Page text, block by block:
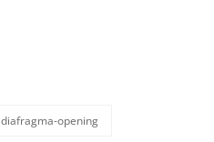
diafragma-opening